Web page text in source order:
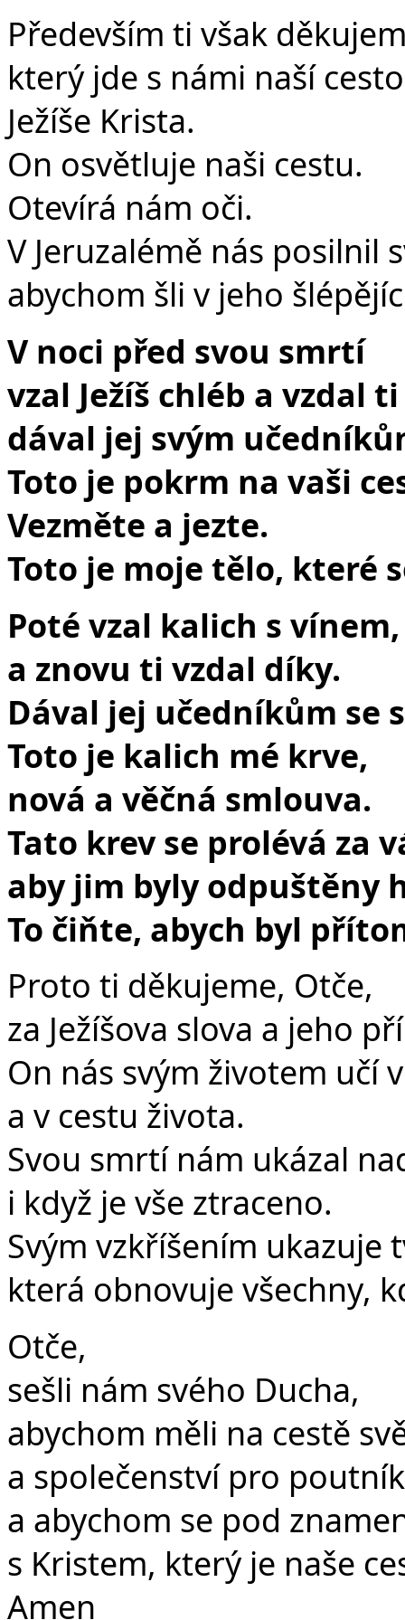
Především ti však
který jde s námi naší
Ježíše Krista.
On osvětluje naši cestu.
Otevírá nám oči.
V Jeruzalémě nás posilnil
abychom šli v jeho
V noci před svou smrtí
vzal Ježíš chléb a vzdal
dával jej svým
Toto je pokrm na vaši
Vezměte a jezte.
Toto je moje tělo, které
Poté vzal kalich s vínem,
a znovu ti vzdal díky.
Dával jej učedníkům se
Toto je kalich mé krve,
nová a věčná smlouva.
Tato krev se prolévá za
aby jim byly odpuštěny
To čiňte, abych byl
Proto ti děkujeme, Otče,
za Ježíšova slova a jeho
On nás svým životem učí
a v cestu života.
Svou smrtí nám ukázal
i když je vše ztraceno.
Svým vzkříšením ukazuje
která obnovuje všechny,
Otče,
sešli nám svého Ducha,
abychom měli na cestě
a společenství pro
a abychom se pod
s Kristem, který je naše
Amen